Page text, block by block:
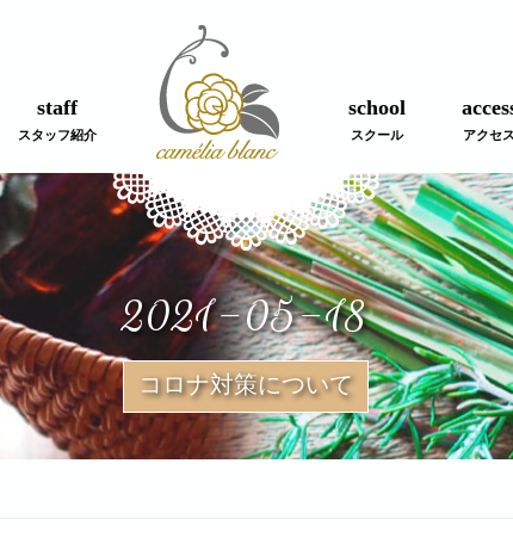
staff
スタッフ紹介
school
スクール アクセ
2021-05-18
コロナ対策について